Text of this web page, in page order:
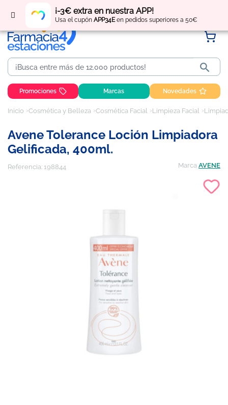
¡-3€ extra en nuestra APP!
Usa el cupón APP34Een pedidos superiores a 50€
Regístratey obtén puntos por tus compras

Promociones Marcas Novedades
Inicio Cosmética y Belleza Cosmética Facial Limpieza Facial
Avene Tolerance Loción Limpiadora
Gelificada, 400ml.
Referencia: 198844 Marca AVENE